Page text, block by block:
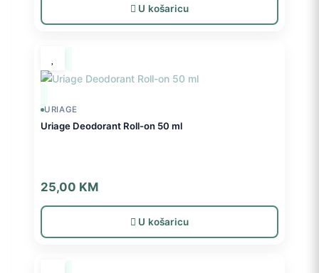
U košaricu
URIAGE
Uriage Deodorant Roll-on 50 ml
25,00 KM
U košaricu